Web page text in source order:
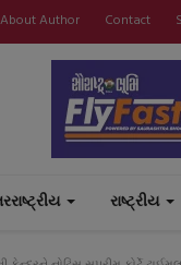
About Author Contact
રાષ્ટ્રીય